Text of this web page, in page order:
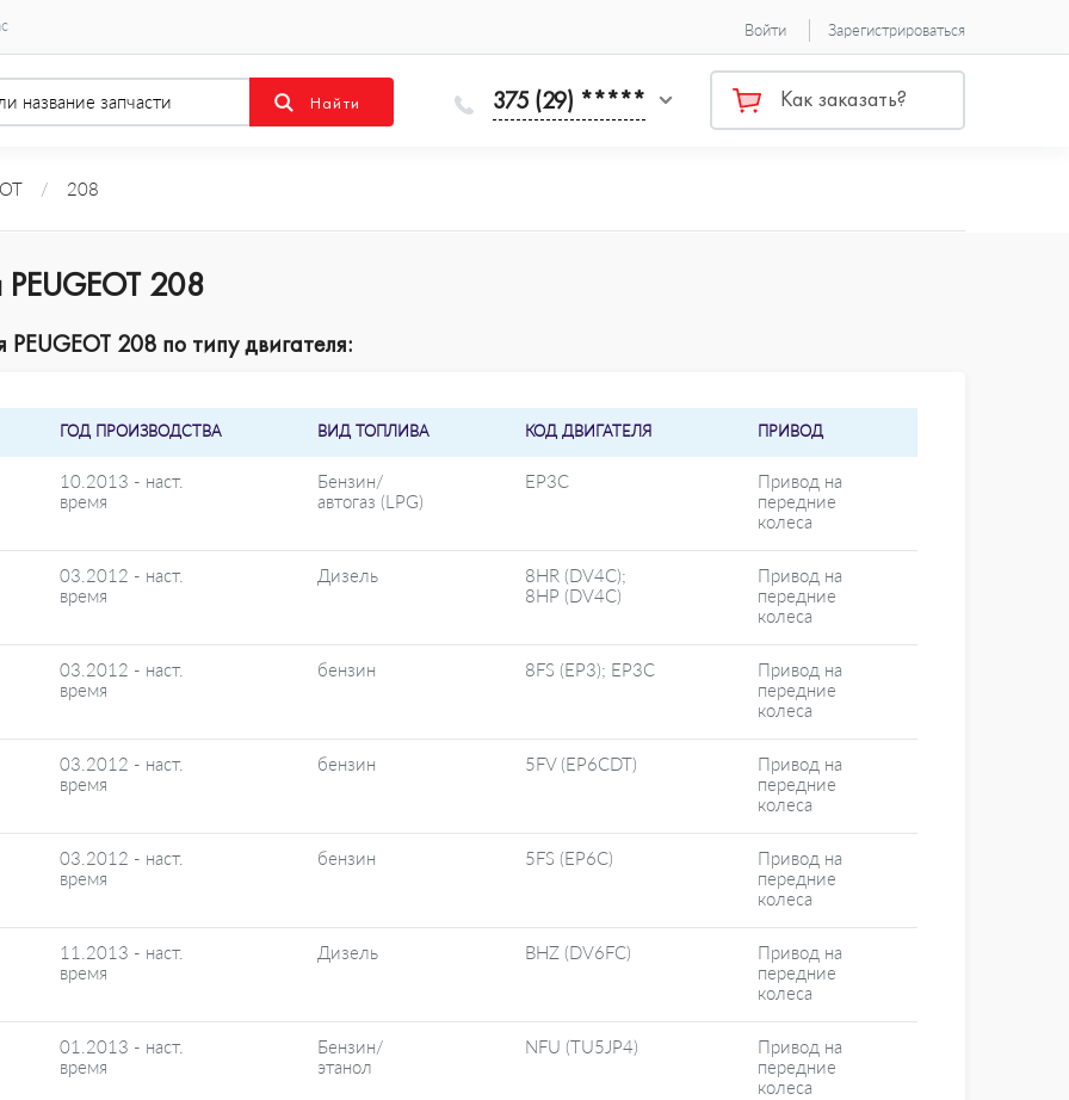
Войти Зарегистрироваться
375 (29) ***** Как заказать?
/ 208
208
208 по типу двигателя:
ГОД ПРОИЗВОДСТВА ВИД ТОПЛИВА КОД ДВИГАТЕЛЯ ПРИВОД
10.2013 - наст.
время
Бензин/
автогаз (LPG)
EP3C
Привод на
передние
колеса
03.2012 - наст.
время
Дизель
8HR (DV4C);
8HP (DV4C)
Привод на
передние
колеса
03.2012 - наст.
время
бензин 8FS (EP3); EP3C
Привод на
передние
колеса
03.2012 - наст.
время
бензин 5FV (EP6CDT)
Привод на
передние
колеса
03.2012 - наст.
время
бензин 5FS (EP6C)
Привод на
передние
колеса
11.2013 - наст.
время
Дизель BHZ (DV6FC)
Привод на
передние
колеса
01.2013 - наст.
время
Бензин/
этанол
NFU (TU5JP4)
Привод на
передние
колеса